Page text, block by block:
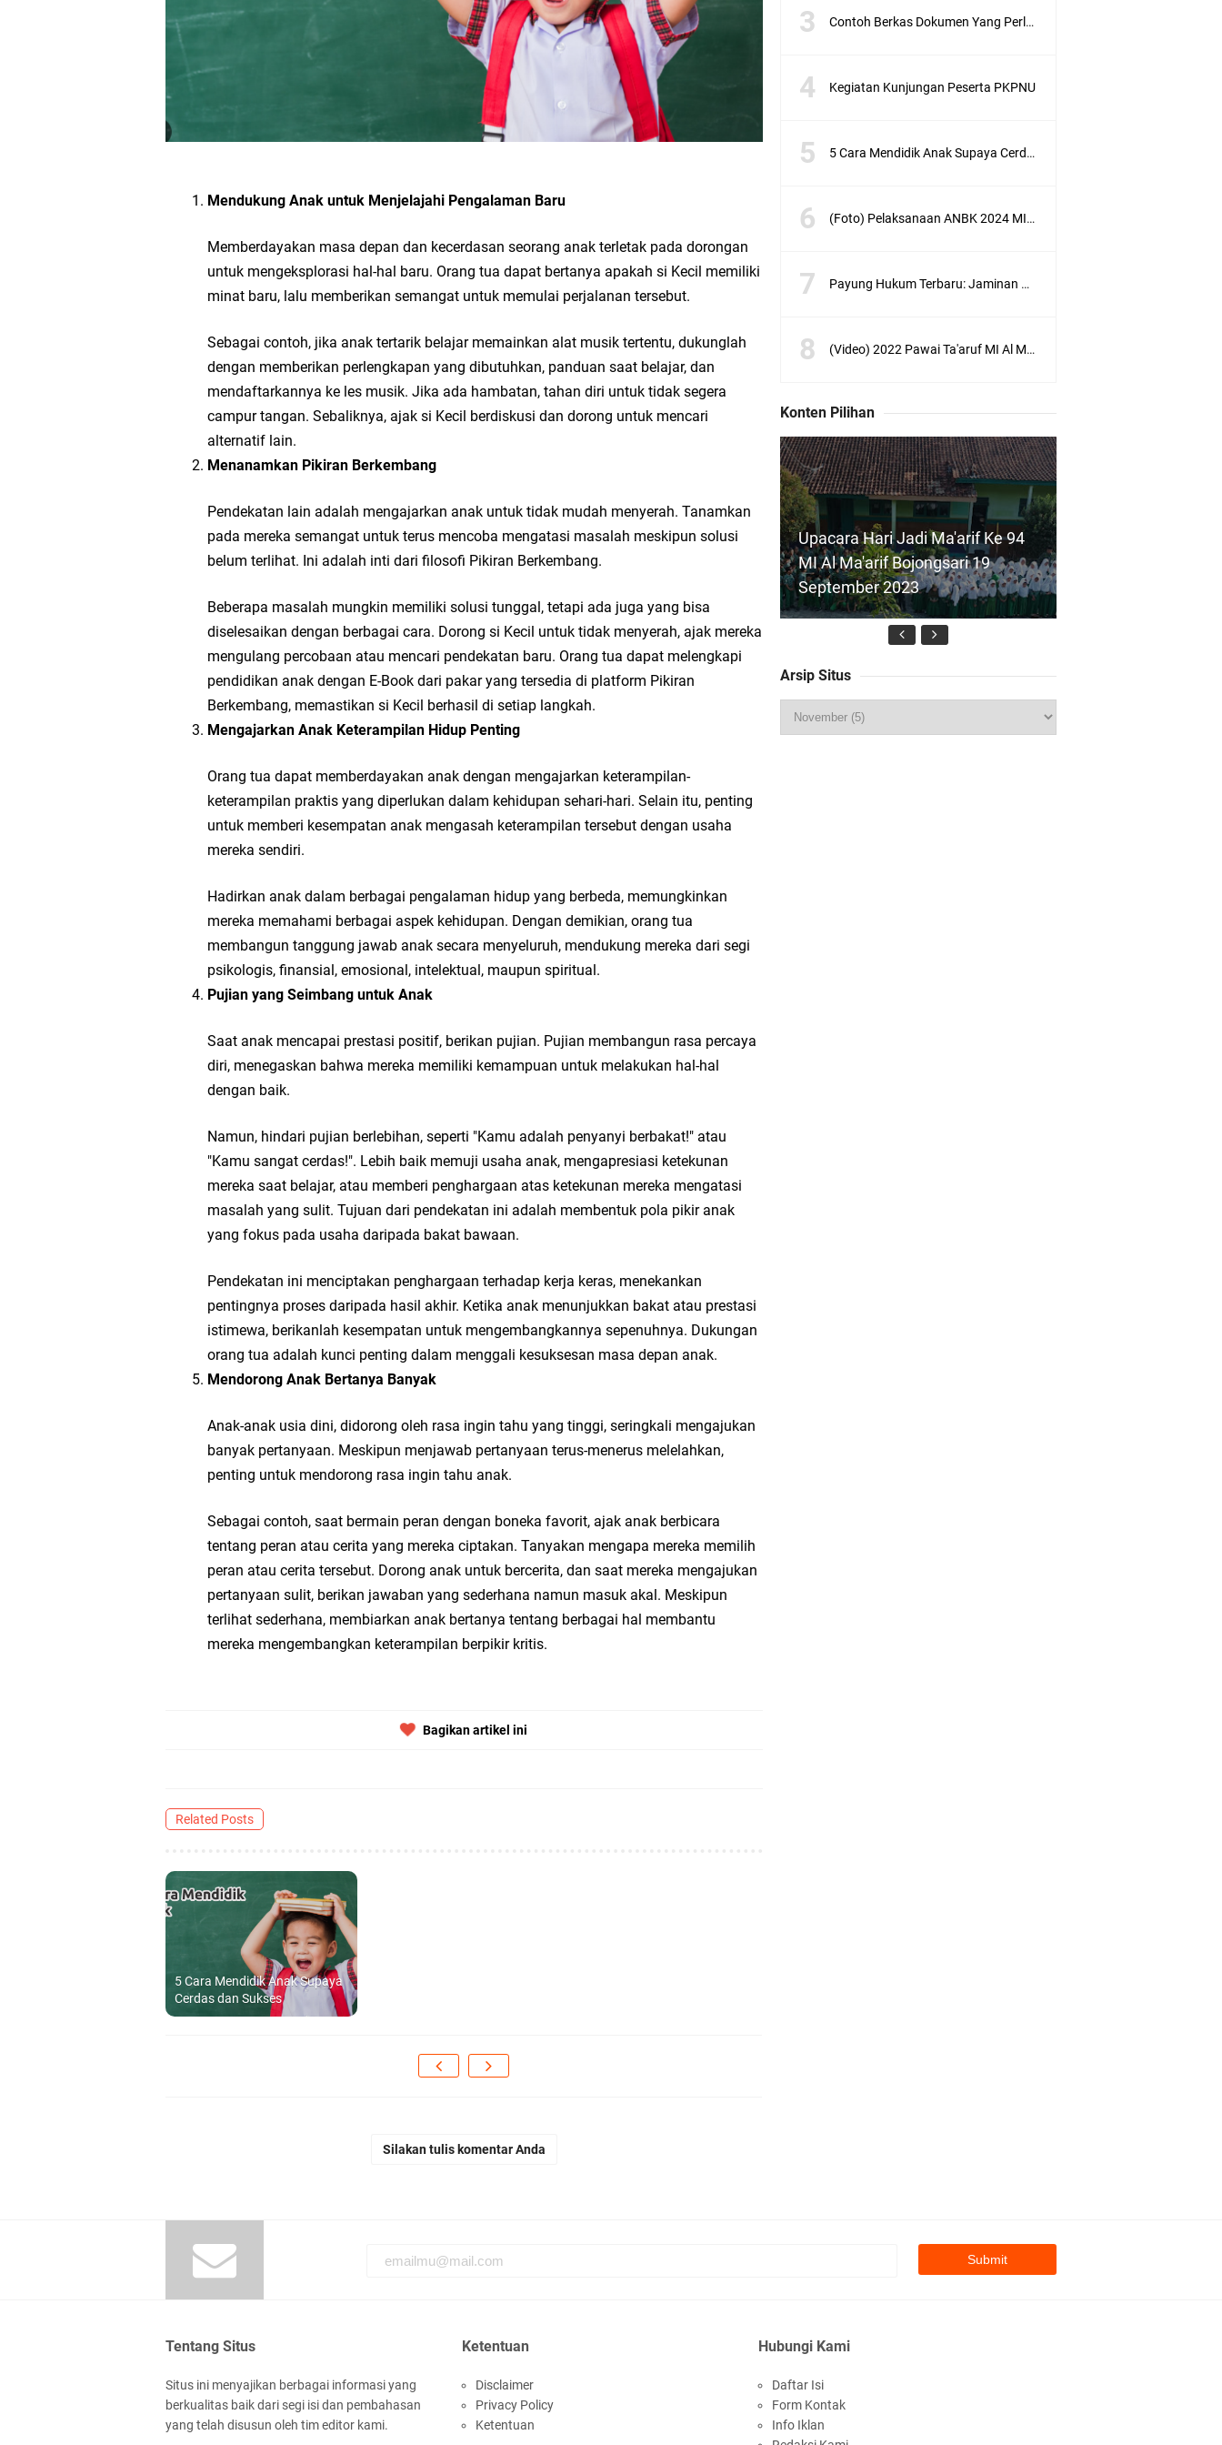
Cara Mendapatkan NISN Bagi Siswa Madrasah
Data NSM dan NPSN MI Al Ma'arif Bojongsari
(Foto) Kegiatan PKKM Tahunan 2022/2023
Brosur PPDB MI Al Ma'arif Bojongsari Tahun 2022 CDR
Aplikasi Microsoft Excel LPJ BOS Madrasah Tahun 2021/2022
Situs-situs Penting Yang Perlu di Ingat Operator Madrasah Ibtidaiyah
Mengenal Raport Digital Madrasah (RDM) : ARD Next Generation
(Foto) Pelaksanaan ANBK 2024 MI Al Maarif Bojongsari
Mendukung Anak untuk Menjelajahi Pengalaman Baru
Memberdayakan masa depan dan kecerdasan seorang anak terletak pada dorongan
untuk mengeksplorasi hal-hal baru. Orang tua dapat bertanya apakah si Kecil memiliki
minat baru, lalu memberikan semangat untuk memulai perjalanan tersebut.
Sebagai contoh, jika anak tertarik belajar memainkan alat musik tertentu, dukunglah
dengan memberikan perlengkapan yang dibutuhkan, panduan saat belajar, dan
mendaftarkannya ke les musik. Jika ada hambatan, tahan diri untuk tidak segera
campur tangan. Sebaliknya, ajak si Kecil berdiskusi dan dorong untuk mencari
alternatif lain.
Menanamkan Pikiran Berkembang
Pendekatan lain adalah mengajarkan anak untuk tidak mudah menyerah. Tanamkan
pada mereka semangat untuk terus mencoba mengatasi masalah meskipun solusi
belum terlihat. Ini adalah inti dari filosofi Pikiran Berkembang.
Beberapa masalah mungkin memiliki solusi tunggal, tetapi ada juga yang bisa
diselesaikan dengan berbagai cara. Dorong si Kecil untuk tidak menyerah, ajak mereka
mengulang percobaan atau mencari pendekatan baru. Orang tua dapat melengkapi
pendidikan anak dengan E-Book dari pakar yang tersedia di platform Pikiran
Berkembang, memastikan si Kecil berhasil di setiap langkah.
Mengajarkan Anak Keterampilan Hidup Penting
Orang tua dapat memberdayakan anak dengan mengajarkan keterampilan-
keterampilan praktis yang diperlukan dalam kehidupan sehari-hari. Selain itu, penting
untuk memberi kesempatan anak mengasah keterampilan tersebut dengan usaha
mereka sendiri.
Hadirkan anak dalam berbagai pengalaman hidup yang berbeda, memungkinkan
mereka memahami berbagai aspek kehidupan. Dengan demikian, orang tua
membangun tanggung jawab anak secara menyeluruh, mendukung mereka dari segi
psikologis, finansial, emosional, intelektual, maupun spiritual.
Pujian yang Seimbang untuk Anak
Saat anak mencapai prestasi positif, berikan pujian. Pujian membangun rasa percaya
diri, menegaskan bahwa mereka memiliki kemampuan untuk melakukan hal-hal
dengan baik.
Namun, hindari pujian berlebihan, seperti "Kamu adalah penyanyi berbakat!" atau
"Kamu sangat cerdas!". Lebih baik memuji usaha anak, mengapresiasi ketekunan
mereka saat belajar, atau memberi penghargaan atas ketekunan mereka mengatasi
masalah yang sulit. Tujuan dari pendekatan ini adalah membentuk pola pikir anak
yang fokus pada usaha daripada bakat bawaan.
Pendekatan ini menciptakan penghargaan terhadap kerja keras, menekankan
pentingnya proses daripada hasil akhir. Ketika anak menunjukkan bakat atau prestasi
istimewa, berikanlah kesempatan untuk mengembangkannya sepenuhnya. Dukungan
orang tua adalah kunci penting dalam menggali kesuksesan masa depan anak.
Mendorong Anak Bertanya Banyak
Anak-anak usia dini, didorong oleh rasa ingin tahu yang tinggi, seringkali mengajukan
banyak pertanyaan. Meskipun menjawab pertanyaan terus-menerus melelahkan,
penting untuk mendorong rasa ingin tahu anak.
Sebagai contoh, saat bermain peran dengan boneka favorit, ajak anak berbicara
tentang peran atau cerita yang mereka ciptakan. Tanyakan mengapa mereka memilih
peran atau cerita tersebut. Dorong anak untuk bercerita, dan saat mereka mengajukan
pertanyaan sulit, berikan jawaban yang sederhana namun masuk akal. Meskipun
terlihat sederhana, membiarkan anak bertanya tentang berbagai hal membantu
mereka mengembangkan keterampilan berpikir kritis.
Bagikan artikel ini
Related Posts
5 Cara Mendidik Anak Supaya
Cerdas dan Sukses
Silakan tulis komentar Anda
Contoh Berkas Dokumen Yang Perlu di Upload di Sispena SIDIA 2023
Kegiatan Kunjungan Peserta PKPNU
5 Cara Mendidik Anak Supaya Cerdas dan Sukses
(Foto) Pelaksanaan ANBK 2024 MI Al Maarif Bojongsari
Payung Hukum Terbaru: Jaminan Hari Tua bagi ASN dan PPPK dengan Peraturan Pensiun PNS yang Terbit
(Video) 2022 Pawai Ta'aruf MI Al Ma'arif Bojongsari Dalam Rangka Pelepasan Siswa-siswi kelas VI
Konten Pilihan
Upacara Hari Jadi Ma'arif Ke 94
MI Al Ma'arif Bojongsari 19
September 2023
Arsip Situs
Tentang Situs
Situs ini menyajikan berbagai informasi yang
berkualitas baik dari segi isi dan pembahasan
yang telah disusun oleh tim editor kami.
Ketentuan
Disclaimer
Privacy Policy
Ketentuan
Hubungi Kami
Daftar Isi
Form Kontak
Info Iklan